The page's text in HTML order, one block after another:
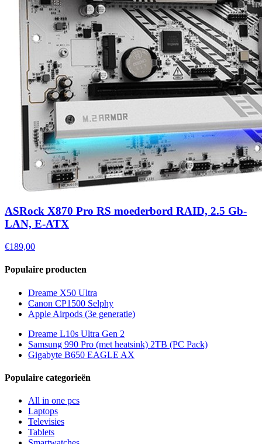
ASRock X870 Pro RS moederbord RAID, 2.5 Gb-
LAN, E-ATX
€189,00
Populaire producten
Dreame X50 Ultra
Canon CP1500 Selphy
Apple Airpods (3e generatie)
Dreame L10s Ultra Gen 2
Samsung 990 Pro (met heatsink) 2TB (PC Pack)
Gigabyte B650 EAGLE AX
Populaire categorieën
All in one pcs
Laptops
Televisies
Tablets